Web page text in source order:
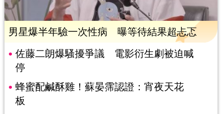
男星爆半年驗一次性病 曝等待結果超忐忑
佐藤二朗爆騷擾爭議 電影衍生劇被迫喊
停
蜂蜜配鹹酥雞！蘇晏霈認證：宵夜天花
板